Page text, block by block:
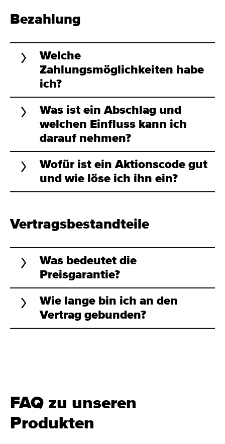
Bezahlung
Welche
Zahlungsmöglichkeiten habe
ich?
Was ist ein Abschlag und
welchen Einfluss kann ich
darauf nehmen?
Wofür ist ein Aktionscode gut
und wie löse ich ihn ein?
Vertragsbestandteile
Was bedeutet die
Preisgarantie?
Wie lange bin ich an den
Vertrag gebunden?
FAQ zu unseren
Produkten